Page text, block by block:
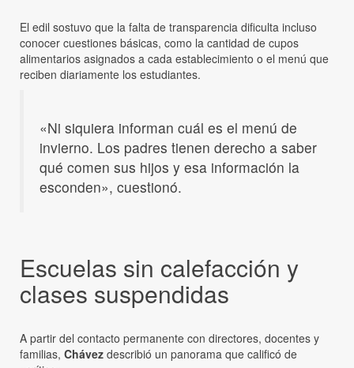
El edil sostuvo que la falta de transparencia dificulta incluso
conocer cuestiones básicas, como la cantidad de cupos
alimentarios asignados a cada establecimiento o el menú que
reciben diariamente los estudiantes.
«Ni siquiera informan cuál es el menú de
invierno. Los padres tienen derecho a saber
qué comen sus hijos y esa información la
esconden», cuestionó.
Escuelas sin calefacción y
clases suspendidas
A partir del contacto permanente con directores, docentes y
familias, Chávez describió un panorama que calificó de